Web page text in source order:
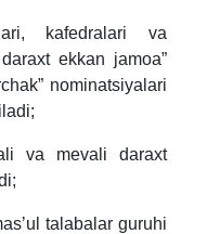
kafedralari va
ekkan jamoa”
nominatsiyalari
va mevali daraxt
talabalar guruhi